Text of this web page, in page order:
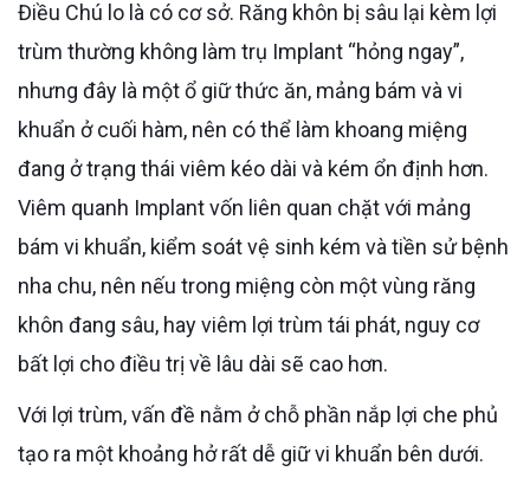
Điều Chú lo là có cơ sở. Răng khôn bị sâu lại kèm lợi
trùm thường không làm trụ Implant “hỏng ngay”,
nhưng đây là một ổ giữ thức ăn, mảng bám và vi
khuẩn ở cuối hàm, nên có thể làm khoang miệng
đang ở trạng thái viêm kéo dài và kém ổn định hơn.
Viêm quanh Implant vốn liên quan chặt với mảng
bám vi khuẩn, kiểm soát vệ sinh kém và tiền sử bệnh
nha chu, nên nếu trong miệng còn một vùng răng
khôn đang sâu, hay viêm lợi trùm tái phát, nguy cơ
bất lợi cho điều trị về lâu dài sẽ cao hơn.
Với lợi trùm, vấn đề nằm ở chỗ phần nắp lợi che phủ
tạo ra một khoảng hở rất dễ giữ vi khuẩn bên dưới.